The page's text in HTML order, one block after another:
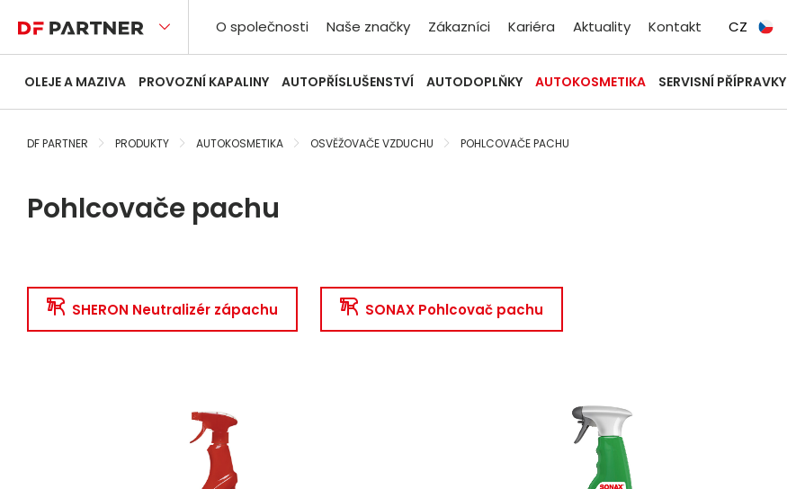
O společnosti Naše značky Zákazníci Kariéra Aktuality Kontakt CZ
OLEJE A MAZIVA PROVOZNÍ KAPALINY AUTOPŘÍSLUŠENSTVÍ AUTODOPLŇKY AUTOKOSMETIKA SERVISNÍ PŘÍPRAVKY
DF PARTNER PRODUKTY AUTOKOSMETIKA OSVĚŽOVAČE VZDUCHU POHLCOVAČE PACHU
Pohlcovače pachu
SHERON Neutralizér zápachu SONAX Pohlcovač pachu